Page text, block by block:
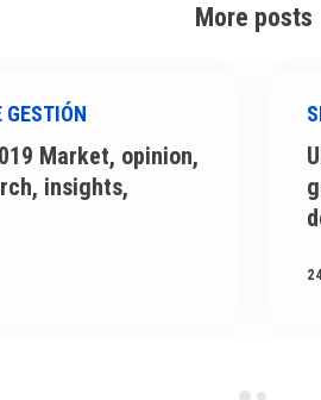
More posts
GESTIÓN
Market, opinion,
insights,